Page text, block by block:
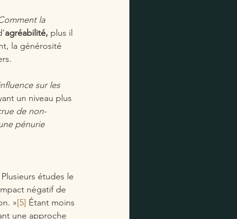
la
agréabilité, plus il
la générosité
sur les
un niveau plus
de non-
pénurie
études le
négatif de
»[5] Étant moins
une approche